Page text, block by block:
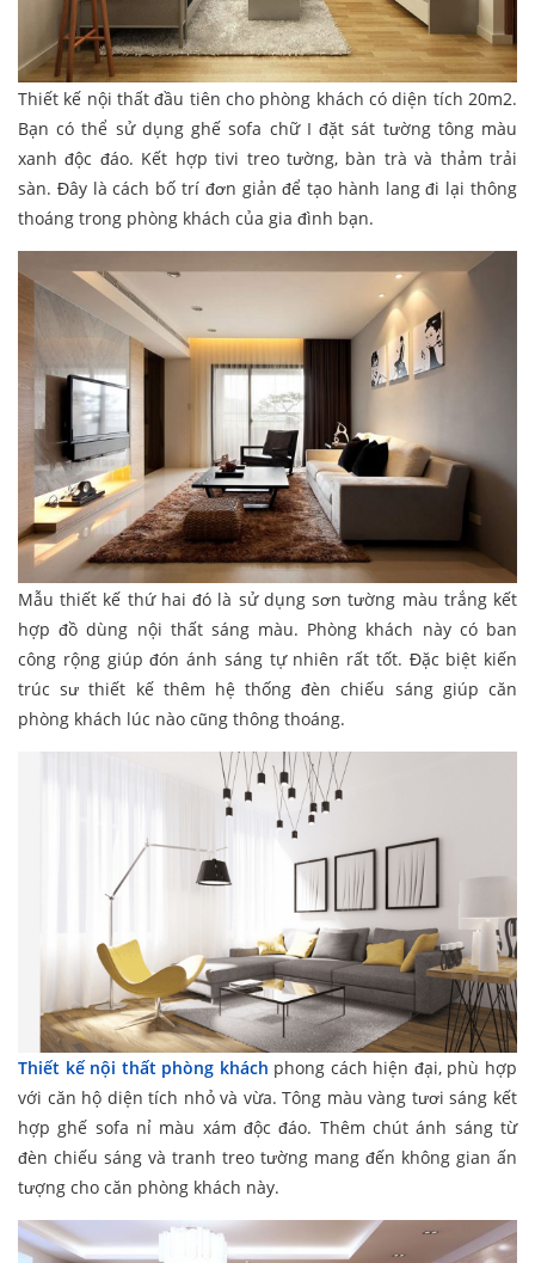
Thiết kế nội thất đầu tiên cho phòng khách có diện tích 20m2.
Bạn có thể sử dụng ghế sofa chữ I đặt sát tường tông màu
xanh độc đáo. Kết hợp tivi treo tường, bàn trà và thảm trải
sàn. Đây là cách bố trí đơn giản để tạo hành lang đi lại thông
thoáng trong phòng khách của gia đình bạn.
Mẫu thiết kế thứ hai đó là sử dụng sơn tường màu trắng kết
hợp đồ dùng nội thất sáng màu. Phòng khách này có ban
công rộng giúp đón ánh sáng tự nhiên rất tốt. Đặc biệt kiến
trúc sư thiết kế thêm hệ thống đèn chiếu sáng giúp căn
phòng khách lúc nào cũng thông thoáng.
Thiết kế nội thất phòng khách phong cách hiện đại, phù hợp
với căn hộ diện tích nhỏ và vừa. Tông màu vàng tươi sáng kết
hợp ghế sofa nỉ màu xám độc đáo. Thêm chút ánh sáng từ
đèn chiếu sáng và tranh treo tường mang đến không gian ấn
tượng cho căn phòng khách này.